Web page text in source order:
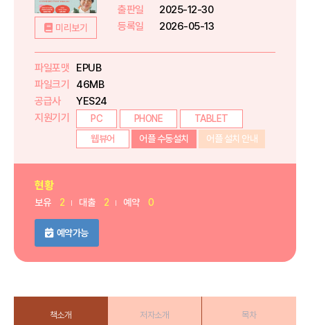
미리보기
출판일
2025-12-30
등록일
2026-05-13
파일포맷
EPUB
파일크기
46MB
공급사
YES24
지원기기
PC PHONE
TABLET
웹뷰어
어플 수동설치 어플 설치 안내
현황
보유 2 대출 2 예약 0
예약가능
책소개 저자소개 목차